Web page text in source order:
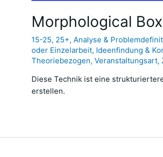
Morphological Box
15-25, 25+,Analyse &
oder Einzelarbeit, Ideenfindung &
Theoriebezogen,Veranstaltungsart,
Diese Technik ist eine
erstellen.